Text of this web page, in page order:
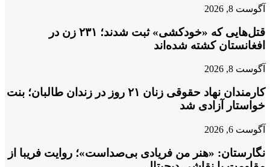
آگوست 8, 2026
قتل‌هایی که «خودکشی» ثبت شدند؛ ۲۳۱ زن در
افغانستان کشته شده‌اند
آگوست 8, 2026
کارمندان نهاد حقوقی زنان ۲۱ روز در زندان طالبان؛ بنت
خواستار آزادی شد
آگوست 6, 2026
نگارستان: «هنر من فریادی بی‌صداست»؛ روایت فریبا از